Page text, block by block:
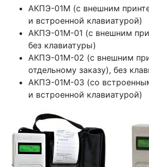
АКПЭ-01М (с внешним
и встроенной клавиатурой)
АКПЭ-01М-01 (с внешним
без клавиатуры)
АКПЭ-01М-02 (с внешним
отдельному заказу), без
АКПЭ-01М-03 (со
и встроенной клавиатурой)